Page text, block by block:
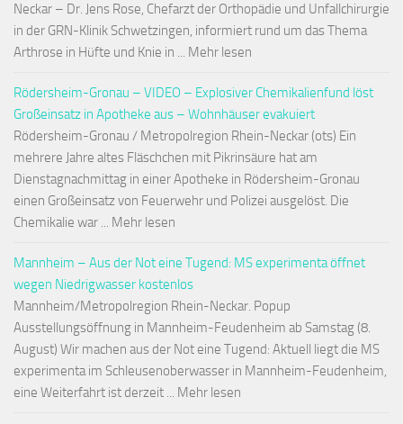
Neckar – Dr. Jens Rose, Chefarzt der Orthopädie und Unfallchirurgie
in der GRN-Klinik Schwetzingen, informiert rund um das Thema
Arthrose in Hüfte und Knie in ... Mehr lesen
Rödersheim-Gronau – VIDEO – Explosiver Chemikalienfund löst
Großeinsatz in Apotheke aus – Wohnhäuser evakuiert
Rödersheim-Gronau / Metropolregion Rhein-Neckar (ots) Ein
mehrere Jahre altes Fläschchen mit Pikrinsäure hat am
Dienstagnachmittag in einer Apotheke in Rödersheim-Gronau
einen Großeinsatz von Feuerwehr und Polizei ausgelöst. Die
Chemikalie war ... Mehr lesen
Mannheim – Aus der Not eine Tugend: MS experimenta öffnet
wegen Niedrigwasser kostenlos
Mannheim/Metropolregion Rhein-Neckar. Popup
Ausstellungsöffnung in Mannheim-Feudenheim ab Samstag (8.
August) Wir machen aus der Not eine Tugend: Aktuell liegt die MS
experimenta im Schleusenoberwasser in Mannheim-Feudenheim,
eine Weiterfahrt ist derzeit ... Mehr lesen